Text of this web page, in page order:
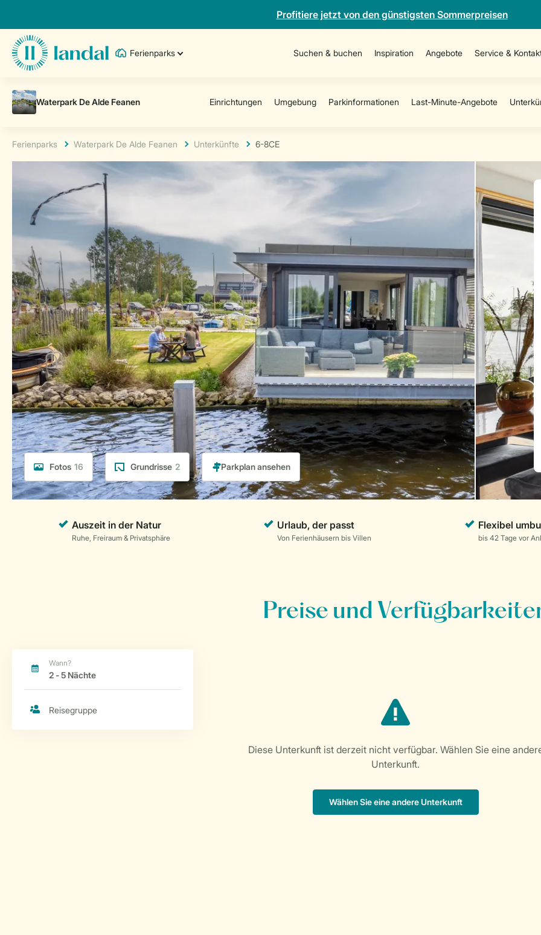
Profitiere jetzt von den günstigsten Sommerpreisen
Ferienparks Suchen & buchen Inspiration Angebote Service &
Ferienparks Waterpark De Alde Feanen Unterkünfte 6-8CE
Fotos 16 Grundrisse 2
Preise und